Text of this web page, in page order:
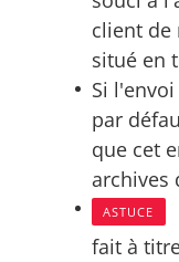
client de
situé en
Si
par
que cet
archives
ASTUCE
fait à